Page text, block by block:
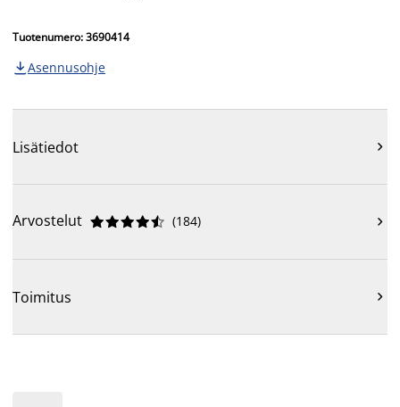
Tuotenumero: 3690414
 Asennusohje
Lisätiedot 
Arvostelut 




 (184) 
Toimitus 